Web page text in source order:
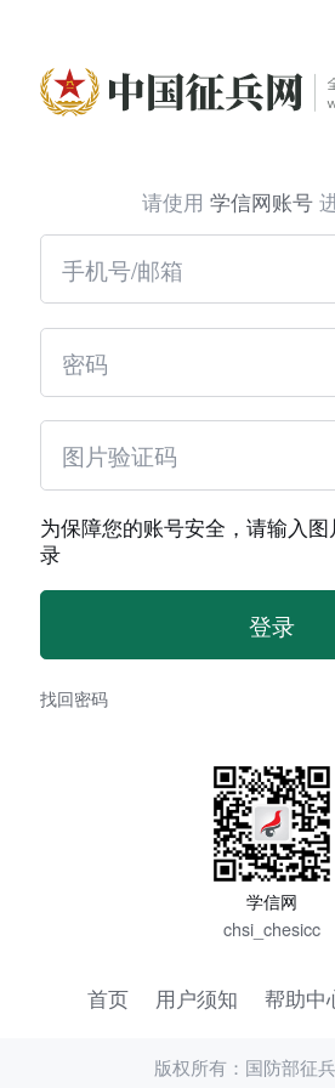
请使用 学信网账号
为保障您的账号安全，请输入
录
找回密码
学信网
chsi_chesicc
首页 用户须知 帮助中
版权所有：国防部征